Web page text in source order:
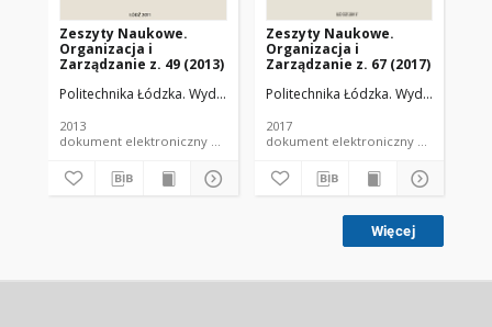
Zeszyty Naukowe.
Organizacja i
Zarządzanie z. 49 (2013)
Politechnika Łódzka. Wydział Organizacji i Zarządzania.
2013
dokument elektroniczny e-zeszyt naukowy PŁ
Zeszyty Naukowe.
Organizacja i
Zarządzanie z. 67 (2017)
Politechnika Łódzka. Wydział
2017
dokument elektroniczny
Więcej